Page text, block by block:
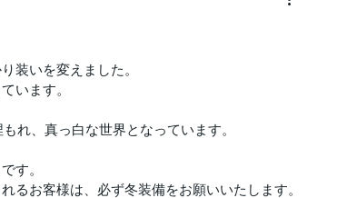
装いを変えました。
います。
れ、真っ白な世界となっています。
す。
るお客様は、必ず冬装備をお願いいたします。